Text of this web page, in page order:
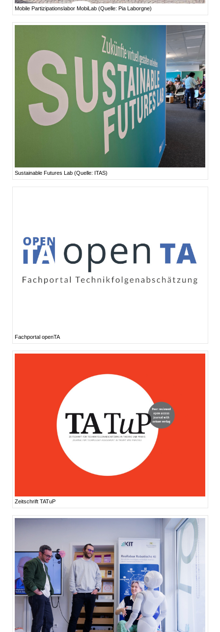
Mobile Partizipationslabor MobiLab (Quelle: Pia Laborgne)
Sustainable Futures Lab (Quelle: ITAS)
Fachportal openTA
Zeitschrift TATuP